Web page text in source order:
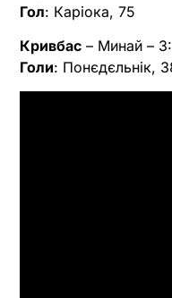
Гол: Каріока, 75
Кривбас – Минай –
Голи: Понєдєльнік,